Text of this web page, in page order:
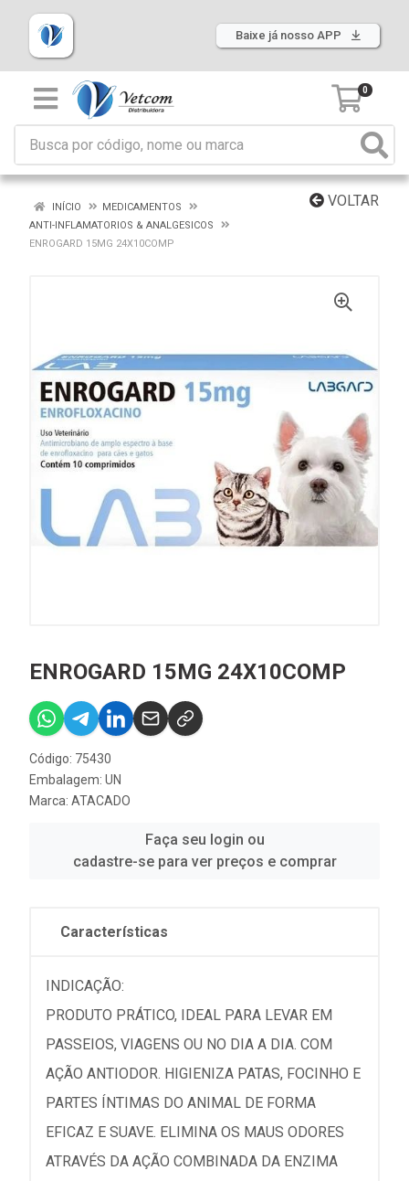
Baixe já nosso APP
0
VOLTAR
INÍCIO
MEDICAMENTOS
ANTI-INFLAMATORIOS & ANALGESICOS
ENROGARD 15MG 24X10COMP
ENROGARD 15MG 24X10COMP
Código: 75430
Embalagem: UN
Marca: ATACADO
Faça seu login ou
cadastre-se para ver preços e comprar
Características
INDICAÇÃO:
PRODUTO PRÁTICO, IDEAL PARA LEVAR EM
PASSEIOS, VIAGENS OU NO DIA A DIA. COM
AÇÃO ANTIODOR. HIGIENIZA PATAS, FOCINHO E
PARTES ÍNTIMAS DO ANIMAL DE FORMA
EFICAZ E SUAVE. ELIMINA OS MAUS ODORES
ATRAVÉS DA AÇÃO COMBINADA DA ENZIMA